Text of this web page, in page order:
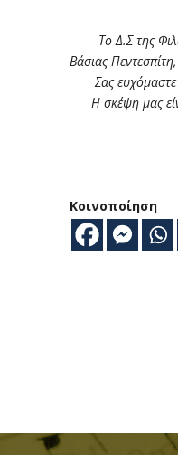
Το Δ.Σ της
Βάσιας
Σας ευχόμαστε
Η σκέψη μας
Κοινοποίηση